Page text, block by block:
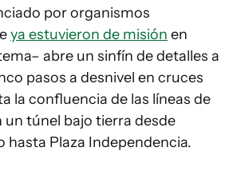
por organismos
ya estuvieron de misión en
abre un sinfín de detalles a
pasos a desnivel en cruces
la confluencia de las líneas de
un túnel bajo tierra desde
hasta Plaza Independencia.